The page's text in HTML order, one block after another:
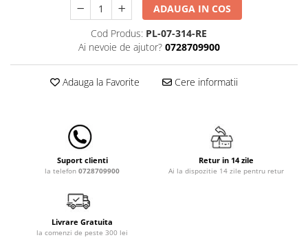
Lampi de veghe
Saltele de infasat
ADAUGA IN COS
Cod Produs: PL-07-314-RE
Ai nevoie de ajutor? 0728709900
Adauga la Favorite Cere informatii
Suport clienti
la telefon 0728709900
Retur in 14 zile
Ai la dispozitie 14 zile pentru retur
Livrare Gratuita
la comenzi de peste 300 lei